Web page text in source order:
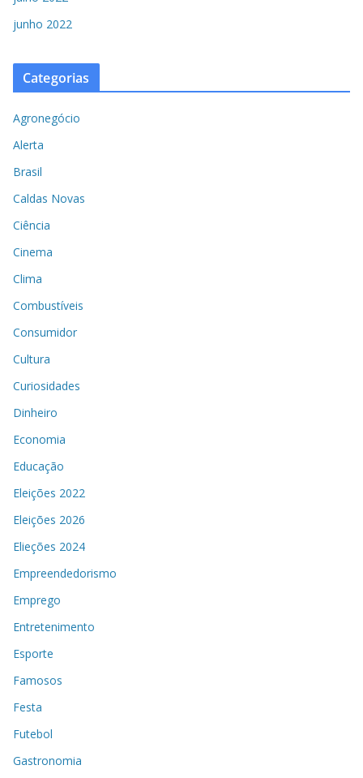
junho 2022
Categorias
Agronegócio
Alerta
Brasil
Caldas Novas
Ciência
Cinema
Clima
Combustíveis
Consumidor
Cultura
Curiosidades
Dinheiro
Economia
Educação
Eleições 2022
Eleições 2026
Elieções 2024
Empreendedorismo
Emprego
Entretenimento
Esporte
Famosos
Festa
Futebol
Gastronomia